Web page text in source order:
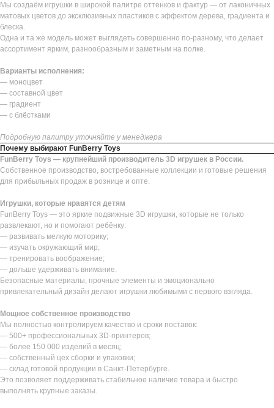
Мы создаём игрушки в широкой палитре оттенков и фактур — от лаконичных
матовых цветов до эксклюзивных пластиков с эффектом дерева, градиента и
блеска.
Одна и та же модель может выглядеть совершенно по-разному, что делает
ассортимент ярким, разнообразным и заметным на полке.
Варианты исполнения:
— моноцвет
— составной цвет
— градиент
— с блёстками
Подробную палитру уточняйте у менеджера
Почему выбирают FunBerry Toys
FunBerry Toys — крупнейший производитель 3D игрушек в России.
Собственное производство, востребованные коллекции и готовые решения
для прибыльных продаж в рознице и опте.
Игрушки, которые нравятся детям
FunBerry Toys — это яркие подвижные 3D игрушки, которые не только
развлекают, но и помогают ребёнку:
— развивать мелкую моторику;
— изучать окружающий мир;
— тренировать воображение;
— дольше удерживать внимание.
Безопасные материалы, прочные элементы и эмоционально
привлекательный дизайн делают игрушки любимыми с первого взгляда.
Мощное собственное производство
Мы полностью контролируем качество и сроки поставок:
— 500+ профессиональных 3D-принтеров;
— более 150 000 изделий в месяц;
— собственный цех сборки и упаковки;
— склад готовой продукции в Санкт-Петербурге.
Это позволяет поддерживать стабильное наличие товара и быстро
выполнять крупные заказы.